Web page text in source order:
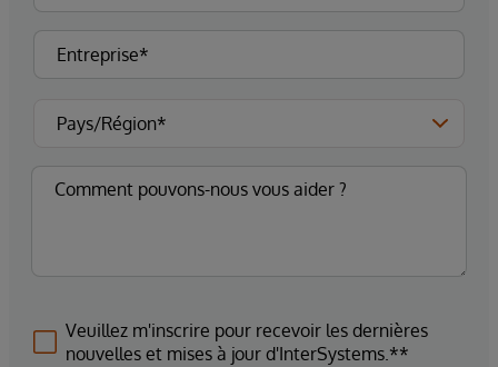
Veuillez m'inscrire pour recevoir les dernières
nouvelles et mises à jour d'InterSystems.**